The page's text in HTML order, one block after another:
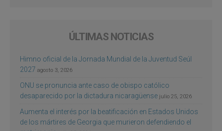
ÚLTIMAS NOTICIAS
Himno oficial de la Jornada Mundial de la Juventud Seúl
2027 agosto 3, 2026
ONU se pronuncia ante caso de obispo católico
desaparecido por la dictadura nicaragüense julio 25, 2026
Aumenta el interés por la beatificación en Estados Unidos
de los mártires de Georgia que murieron defendiendo el